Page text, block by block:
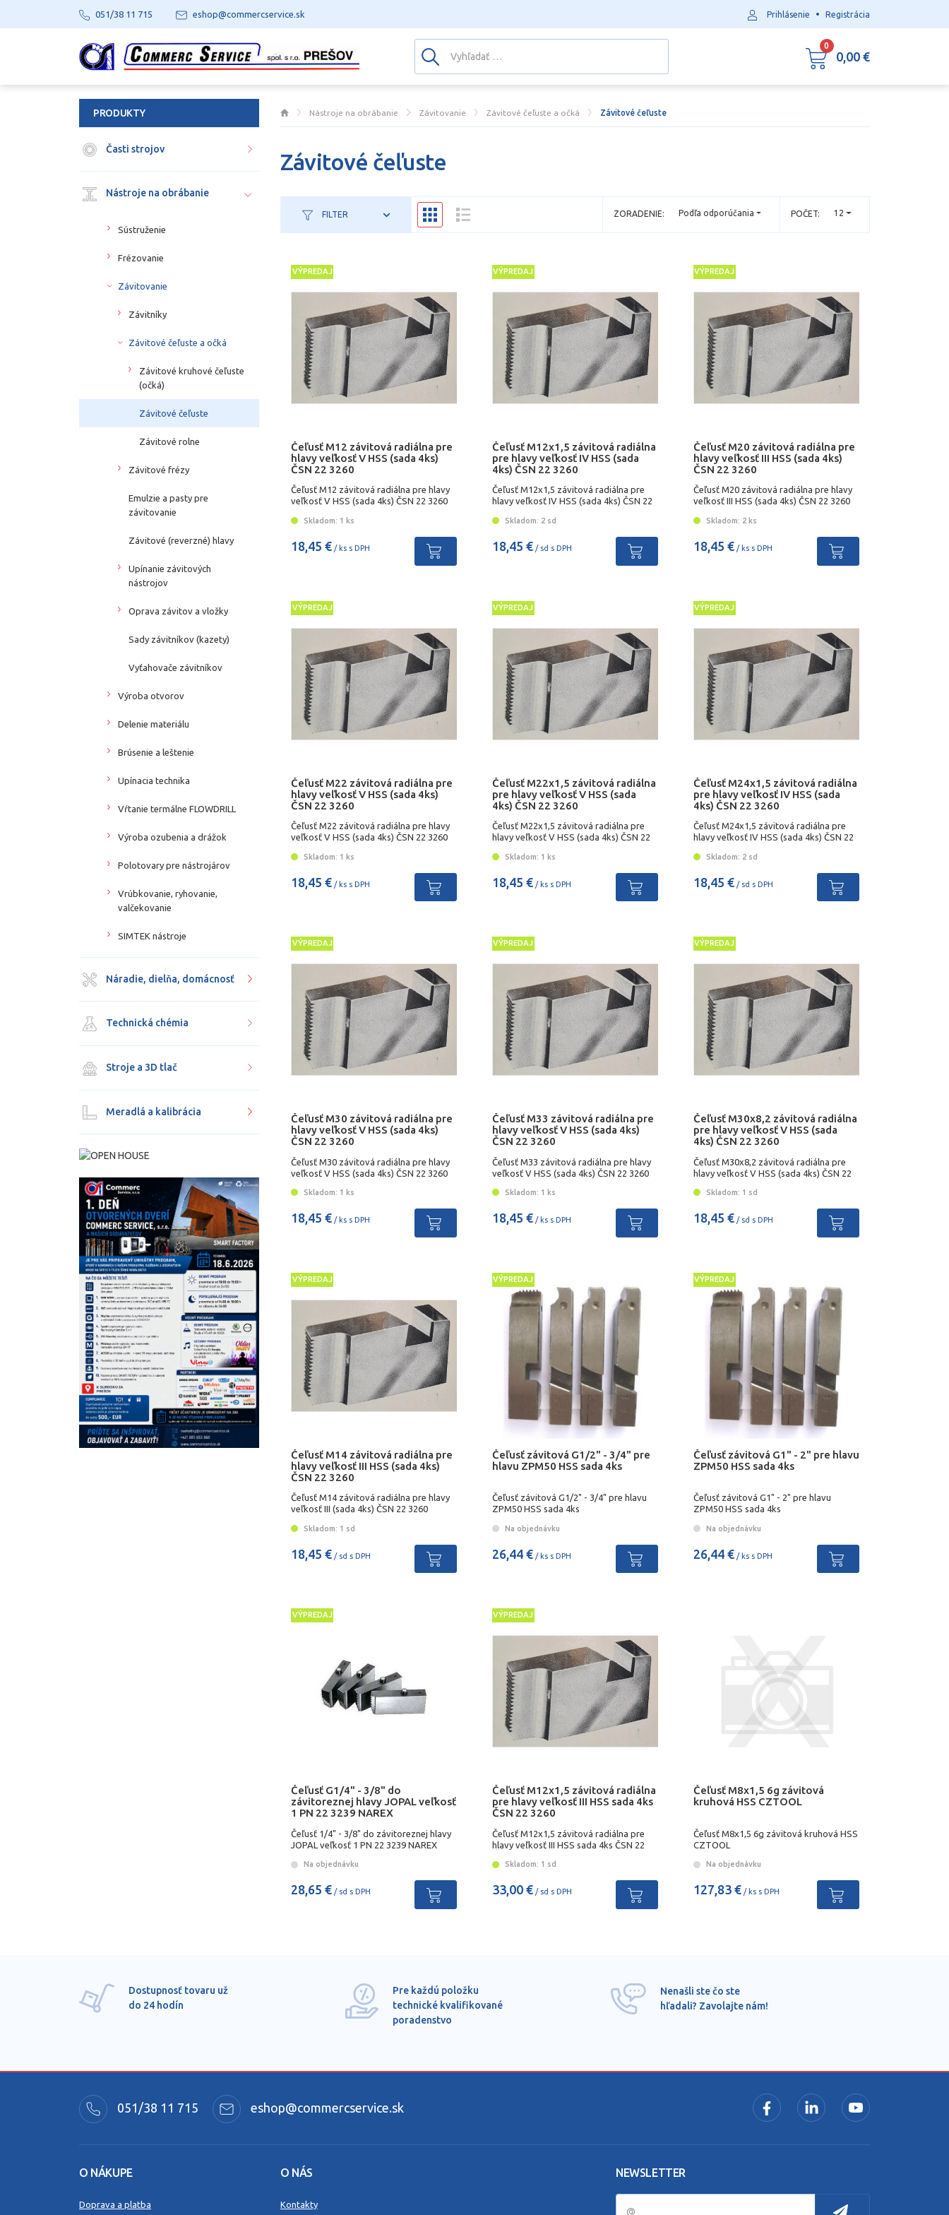
Nástroje na obrábanie Závitovanie Závitové čeľuste a očká Závitové čeľuste
Závitové čeľuste
FILTER POČET: 12
ZORADENIE: Podľa odporúčania
VÝPREDAJ
Čeľusť M12 závitová radiálna pre
hlavy veľkosť V HSS (sada 4ks)
ČSN 22 3260
Čeľusť M12 závitová radiálna pre hlavy
veľkosť V HSS (sada 4ks) ČSN 22 3260
Skladom: 1 ks
18,45 € / ks s DPH
VÝPREDAJ
Čeľusť M12x1,5 závitová radiálna
pre hlavy veľkosť IV HSS (sada
4ks) ČSN 22 3260
Čeľusť M12x1,5 závitová radiálna pre
hlavy veľkosť IV HSS (sada 4ks) ČSN 22
Skladom: 2 sd
18,45 €/ sd s DPH
VÝPREDAJ
Čeľusť M20 závitová radiálna pre
hlavy veľkosť III HSS (sada 4ks)
ČSN 22 3260
Čeľusť M20 závitová radiálna pre hlavy
veľkosť III HSS (sada 4ks) ČSN 22 3260
Skladom: 2 ks
18,45 €/ ks s DPH
VÝPREDAJ
Čeľusť M22 závitová radiálna pre
hlavy veľkosť V HSS (sada 4ks)
ČSN 22 3260
Čeľusť M22 závitová radiálna pre hlavy
veľkosť V HSS (sada 4ks) ČSN 22 3260
Skladom: 1 ks
18,45 € / ks s DPH
VÝPREDAJ
Čeľusť M22x1,5 závitová radiálna
pre hlavy veľkosť V HSS (sada
4ks) ČSN 22 3260
Čeľusť M22x1,5 závitová radiálna pre
hlavy veľkosť V HSS (sada 4ks) ČSN 22
Skladom: 1 ks
18,45 €/ ks s DPH
VÝPREDAJ
Čeľusť M24x1,5 závitová radiálna
pre hlavy veľkosť IV HSS (sada
4ks) ČSN 22 3260
Čeľusť M24x1,5 závitová radiálna pre
hlavy veľkosť IV HSS (sada 4ks) ČSN 22
Skladom: 2 sd
18,45 €/ sd s DPH
VÝPREDAJ
Čeľusť M30 závitová radiálna pre
hlavy veľkosť V HSS (sada 4ks)
ČSN 22 3260
Čeľusť M30 závitová radiálna pre hlavy
veľkosť V HSS (sada 4ks) ČSN 22 3260
Skladom: 1 ks
18,45 € / ks s DPH
VÝPREDAJ
Čeľusť M33 závitová radiálna pre
hlavy veľkosť V HSS (sada 4ks)
ČSN 22 3260
Čeľusť M33 závitová radiálna pre hlavy
veľkosť V HSS (sada 4ks) ČSN 22 3260
Skladom: 1 ks
18,45 €/ ks s DPH
VÝPREDAJ
Čeľusť M30x8,2 závitová radiálna
pre hlavy veľkosť V HSS (sada
4ks) ČSN 22 3260
Čeľusť M30x8,2 závitová radiálna pre
hlavy veľkosť V HSS (sada 4ks) ČSN 22
Skladom: 1 sd
18,45 €/ sd s DPH
VÝPREDAJ
Čeľusť M14 závitová radiálna pre
hlavy veľkosť III HSS (sada 4ks)
ČSN 22 3260
Čeľusť M14 závitová radiálna pre hlavy
veľkosť III (sada 4ks) ČSN 22 3260
Skladom: 1 sd
18,45 € / sd s DPH
VÝPREDAJ
Čeľusť závitová G1/2" - 3/4" pre
hlavu ZPM50 HSS sada 4ks
Čeľusť závitová G1/2" - 3/4" pre hlavu
ZPM50 HSS sada 4ks
Na objednávku
26,44 €/ ks s DPH
VÝPREDAJ
Čeľusť závitová G1" - 2" pre hlavu
ZPM50 HSS sada 4ks
Čeľusť závitová G1" - 2" pre hlavu
ZPM50 HSS sada 4ks
Na objednávku
26,44 €/ ks s DPH
VÝPREDAJ
Čeľusť G1/4" - 3/8" do
závitoreznej hlavy JOPAL veľkosť
1 PN 22 3239 NAREX
Čeľusť 1/4" - 3/8" do závitoreznej hlavy
JOPAL veľkosť 1 PN 22 3239 NAREX
Na objednávku
28,65 € / sd s DPH
VÝPREDAJ
Čeľusť M12x1,5 závitová radiálna
pre hlavy veľkosť III HSS sada 4ks
ČSN 22 3260
Čeľusť M12x1,5 závitová radiálna pre
hlavy veľkosť III HSS sada 4ks ČSN 22
Skladom: 1 sd
33,00 €/ sd s DPH
Čeľusť M8x1,5 6g závitová
kruhová HSS CZTOOL
Čeľusť M8x1,5 6g závitová kruhová HSS
CZTOOL
Na objednávku
127,83 €/ ks s DPH
PRODUKTY
Časti strojov
Nástroje na obrábanie
Sústruženie
Frézovanie
Závitovanie
Závitníky
Závitové čeľuste a očká
Závitové kruhové čeľuste
(očká)
Závitové čeľuste
Závitové rolne
Závitové frézy
Emulzie a pasty pre
závitovanie
Závitové (reverzné) hlavy
Upínanie závitových
nástrojov
Oprava závitov a vložky
Sady závitníkov (kazety)
Vyťahovače závitníkov
Výroba otvorov
Delenie materiálu
Brúsenie a leštenie
Upínacia technika
Vŕtanie termálne FLOWDRILL
Výroba ozubenia a drážok
Polotovary pre nástrojárov
Vrúbkovanie, ryhovanie,
valčekovanie
SIMTEK nástroje
Náradie, dielňa, domácnosť
Technická chémia
Stroje a 3D tlač
Meradlá a kalibrácia
Dostupnosť tovaru už
do 24 hodín
Pre každú položku
technické kvalifikované
poradenstvo
Nenašli ste čo ste
hľadali? Zavolajte nám!
051/38 11 715 eshop@commercservice.sk
O NÁKUPE
Doprava a platba
O NÁS
Kontakty
NEWSLETTER
051/38 11 715 eshop@commercservice.sk Prihlásenie • Registrácia
0
0,00 €